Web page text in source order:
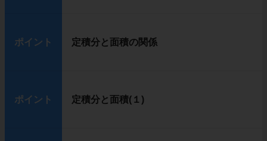
ポイント 定積分と面積の関係
ポイント 定積分と面積(１)